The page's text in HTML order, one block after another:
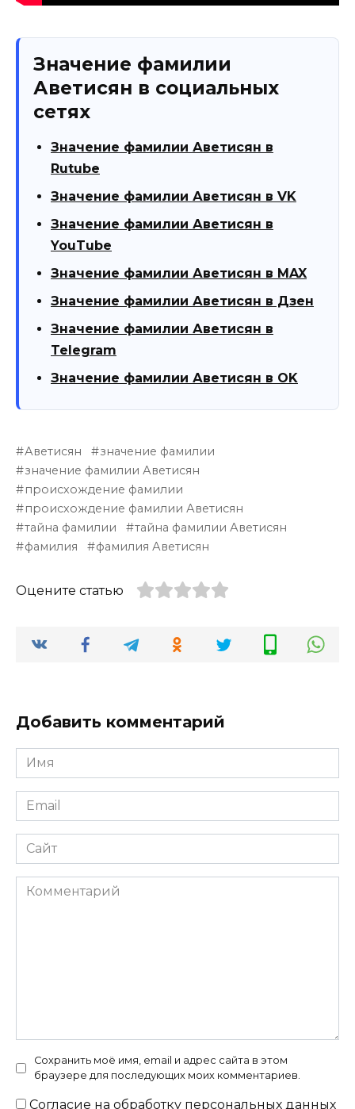
Значение фамилии
Аветисян в социальных
сетях
Значение фамилии Аветисян в
Rutube
Значение фамилии Аветисян в VK
Значение фамилии Аветисян в
YouTube
Значение фамилии Аветисян в MAX
Значение фамилии Аветисян в Дзен
Значение фамилии Аветисян в
Telegram
Значение фамилии Аветисян в OK
Аветисян
значение фамилии
значение фамилии Аветисян
происхождение фамилии
происхождение фамилии Аветисян
тайна фамилии
тайна фамилии Аветисян
фамилия
фамилия Аветисян
Оцените статью
Добавить комментарий
Имя
*
Email
*
Сайт
Комментарий
Сохранить моё имя, email и адрес сайта в этом
браузере для последующих моих комментариев.
Согласие на обработку персональных данных